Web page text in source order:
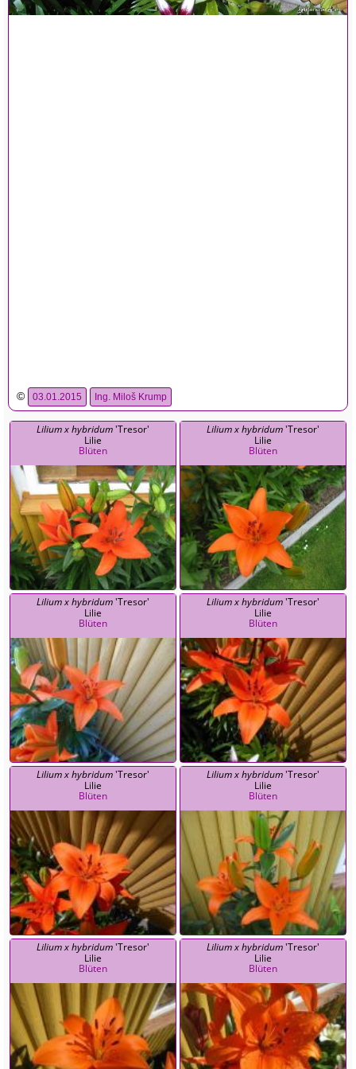
© 03.01.2015 Ing. Miloš Krump
Lilium x hybridum'Tresor'
Lilie
Blüten
Lilium x hybridum'Tresor'
Lilie
Blüten
Lilium x hybridum'Tresor'
Lilie
Blüten
Lilium x hybridum'Tresor'
Lilie
Blüten
Lilium x hybridum'Tresor'
Lilie
Blüten
Lilium x hybridum'Tresor'
Lilie
Blüten
Lilium x hybridum'Tresor'
Lilie
Blüten
Lilium x hybridum'Tresor'
Lilie
Blüten